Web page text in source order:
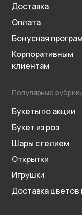
Доставка
Оплата
Бонусная
Корпоративным
клиентам
Популярные рубрики
Букеты по акции
Букет из роз
Шары с гелием
Открытки
Игрушки
Доставка